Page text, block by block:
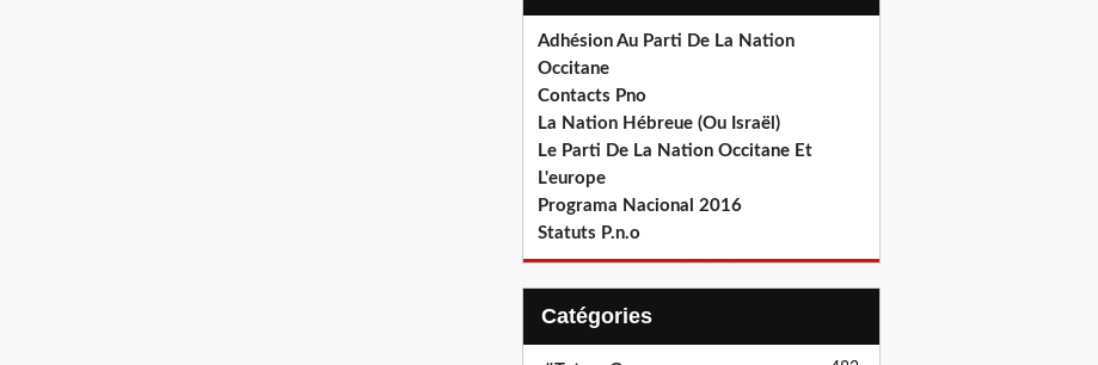
Adhésion Au Parti De La Nation
Occitane
Contacts Pno
La Nation Hébreue (Ou Israël)
Le Parti De La Nation Occitane Et
L'europe
Programa Nacional 2016
Statuts P.n.o
Catégories